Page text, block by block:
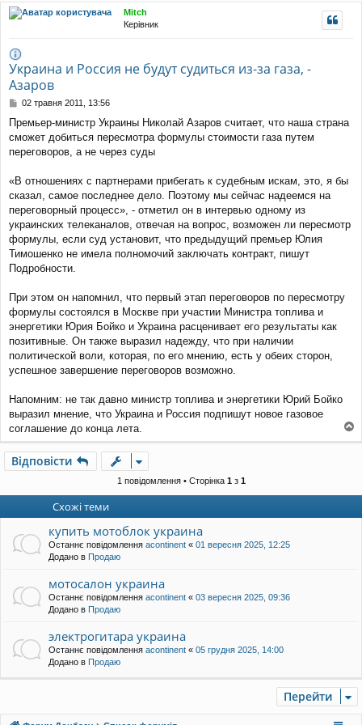
уп
Mitch
Керівник
Украина и Россия не будут судиться из-за газа, -
Азаров
П
в
і
д
м
л
е
н
н
я
02 травня 2011, 13:56
Премьер-министр Украины Николай Азаров считает, что наша страна
сможет добиться пересмотра формулы стоимости газа путем
переговоров, а не через суды
«В отношениях с партнерами прибегать к судебным искам, это, я бы
сказал, самое последнее дело. Поэтому мы сейчас надеемся на
переговорный процесс», - отметил он в интервью одному из
украинских телеканалов, отвечая на вопрос, возможен ли пересмотр
формулы, если суд установит, что предыдущий премьер Юлия
Тимошенко не имела полномочий заключать контракт, пишут
Подробности.
При этом он напомнил, что первый этап переговоров по пересмотру
формулы состоялся в Москве при участии Министра топлива и
энергетики Юрия Бойко и Украина расценивает его результаты как
позитивные. Он также выразил надежду, что при наличии
политической воли, которая, по его мнению, есть у обеих сторон,
успешное завершение переговоров возможно.
Напомним: не так давно министр топлива и энергетики Юрий Бойко
выразил мнение, что Украина и Россия подпишут новое газовое
соглашение до конца лета.
о
Відповісти
1 повідомлення • Сторінка 1з 1
Схожі теми
купить мотоблок украина
Останнє повідомлення acontinent « 01 вересня 2025, 12:25
Додано в Продаю
мотосалон украина
Останнє повідомлення acontinent « 03 вересня 2025, 09:36
Додано в Продаю
электрогитара украина
Останнє повідомлення acontinent « 05 грудня 2025, 14:00
Додано в Продаю
Перейти